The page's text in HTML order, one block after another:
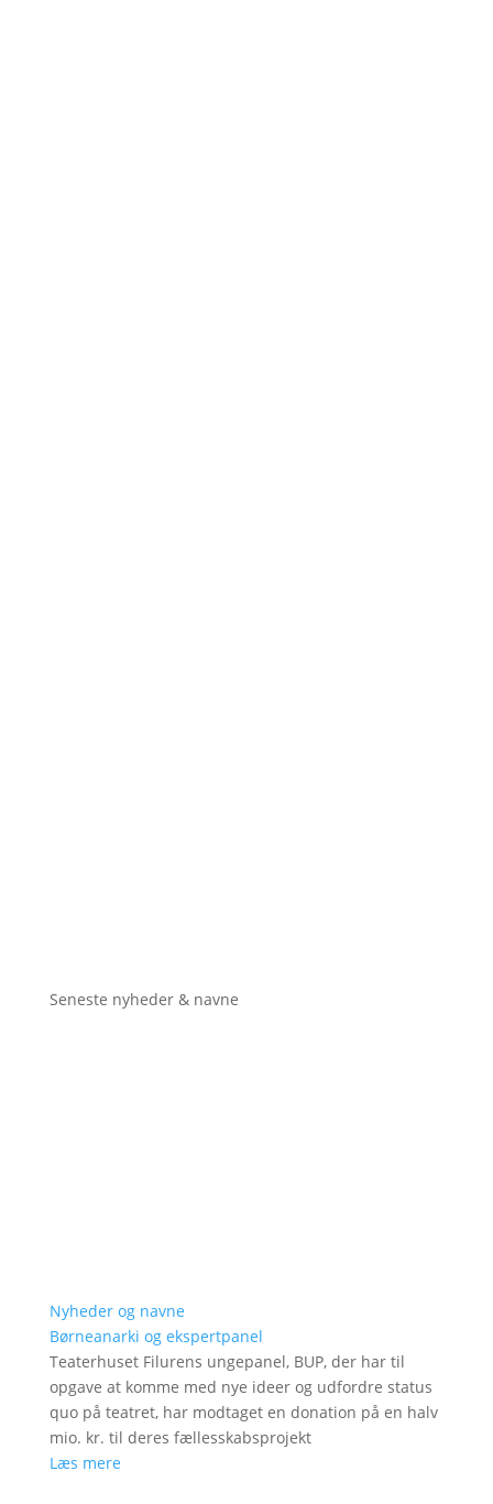
Seneste nyheder & navne
Nyheder og navne
Børneanarki og ekspertpanel
Teaterhuset Filurens ungepanel, BUP, der har til
opgave at komme med nye ideer og udfordre status
quo på teatret, har modtaget en donation på en halv
mio. kr. til deres fællesskabsprojekt
Læs mere